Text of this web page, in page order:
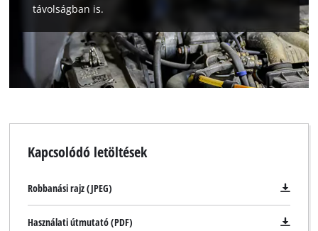
távolságban is.
Kapcsolódó letöltések
Robbanási rajz (JPEG)
Használati útmutató (PDF)